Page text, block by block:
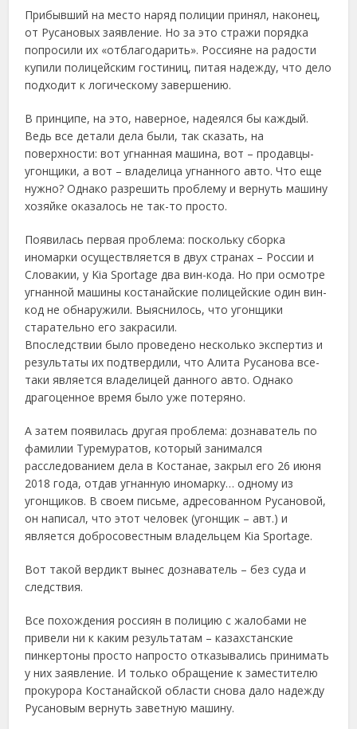
Прибывший на место наряд полиции принял, наконец,
от Русановых заявление. Но за это стражи порядка
попросили их «отблагодарить». Россияне на радости
купили полицейским гостиниц, питая надежду, что дело
подходит к логическому завершению.
В принципе, на это, наверное, надеялся бы каждый.
Ведь все детали дела были, так сказать, на
поверхности: вот угнанная машина, вот – продавцы-
угонщики, а вот – владелица угнанного авто. Что еще
нужно? Однако разрешить проблему и вернуть машину
хозяйке оказалось не так-то просто.
Появилась первая проблема: поскольку сборка
иномарки осуществляется в двух странах – России и
Словакии, у Kia Sportage два вин-кода. Но при осмотре
угнанной машины костанайские полицейские один вин-
код не обнаружили. Выяснилось, что угонщики
старательно его закрасили.
Впоследствии было проведено несколько экспертиз и
результаты их подтвердили, что Алита Русанова все-
таки является владелицей данного авто. Однако
драгоценное время было уже потеряно.
А затем появилась другая проблема: дознаватель по
фамилии Туремуратов, который занимался
расследованием дела в Костанае, закрыл его 26 июня
2018 года, отдав угнанную иномарку… одному из
угонщиков. В своем письме, адресованном Русановой,
он написал, что этот человек (угонщик – авт.) и
является добросовестным владельцем Kia Sportage.
Вот такой вердикт вынес дознаватель – без суда и
следствия.
Все похождения россиян в полицию с жалобами не
привели ни к каким результатам – казахстанские
пинкертоны просто напросто отказывались принимать
у них заявление. И только обращение к заместителю
прокурора Костанайской области снова дало надежду
Русановым вернуть заветную машину.